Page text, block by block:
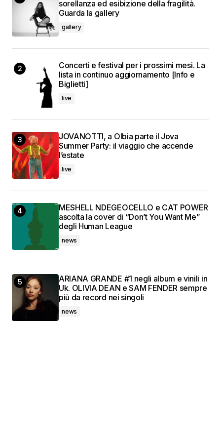
sorellanza ed esibizione della fragilità.
Guarda la gallery
gallery
Concerti e festival per i prossimi mesi. La
lista in continuo aggiornamento [Info e
Biglietti]
live
JOVANOTTI, a Olbia parte il Jova
Summer Party: il viaggio che accende
l’estate
live
MESHELL NDEGEOCELLO e CAT POWER
ascolta la cover di “Don’t You Want Me”
degli Human League
news
ARIANA GRANDE #1 negli album e vinili in
Uk. OLIVIA DEAN e SAM FENDER sempre
più da record nei singoli
news